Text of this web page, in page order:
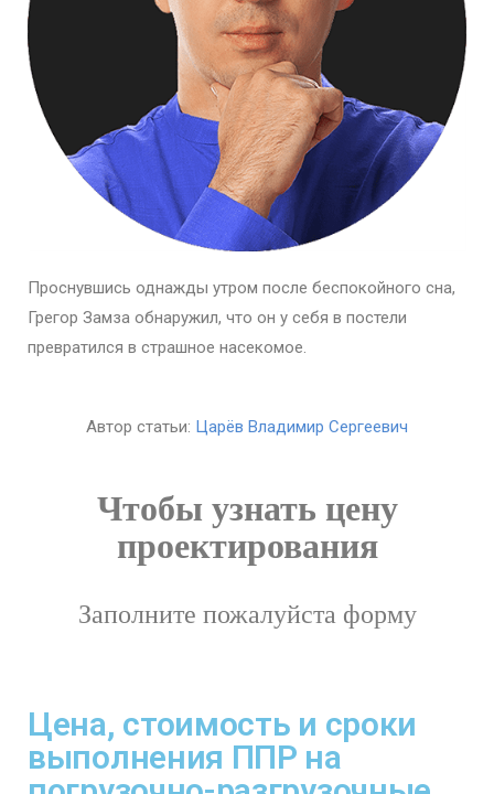
Проснувшись однажды утром после беспокойного сна,
Грегор Замза обнаружил, что он у себя в постели
превратился в страшное насекомое.
Автор статьи: Царёв Владимир Сергеевич
Чтобы узнать цену
проектирования
Заполните пожалуйста форму
Цена, стоимость и сроки
выполнения ППР на